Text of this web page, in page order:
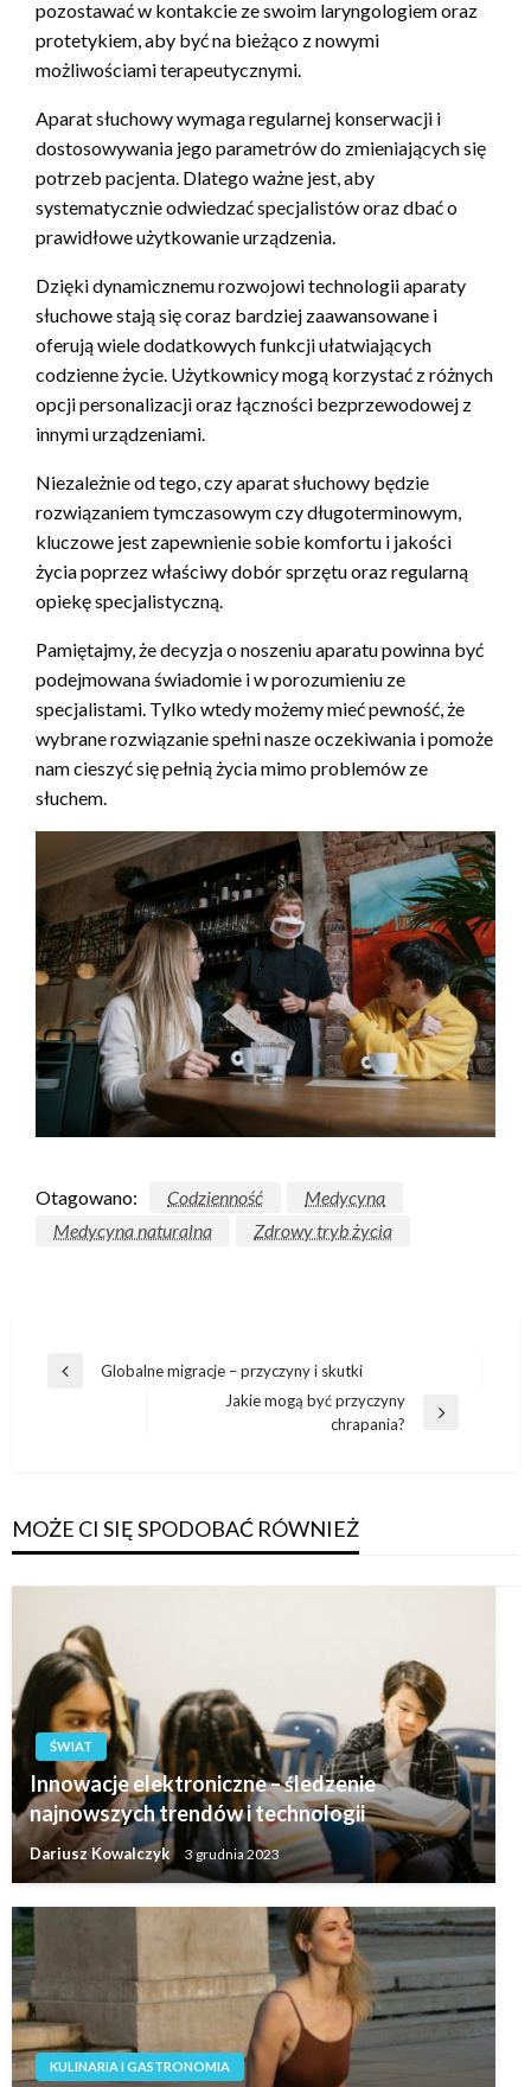
pozostawać w kontakcie ze swoim laryngologiem oraz
protetykiem, aby być na bieżąco z nowymi
możliwościami terapeutycznymi.
Aparat słuchowy wymaga regularnej konserwacji i
dostosowywania jego parametrów do zmieniających się
potrzeb pacjenta. Dlatego ważne jest, aby
systematycznie odwiedzać specjalistów oraz dbać o
prawidłowe użytkowanie urządzenia.
Dzięki dynamicznemu rozwojowi technologii aparaty
słuchowe stają się coraz bardziej zaawansowane i
oferują wiele dodatkowych funkcji ułatwiających
codzienne życie. Użytkownicy mogą korzystać z różnych
opcji personalizacji oraz łączności bezprzewodowej z
innymi urządzeniami.
Niezależnie od tego, czy aparat słuchowy będzie
rozwiązaniem tymczasowym czy długoterminowym,
kluczowe jest zapewnienie sobie komfortu i jakości
życia poprzez właściwy dobór sprzętu oraz regularną
opiekę specjalistyczną.
Pamiętajmy, że decyzja o noszeniu aparatu powinna być
podejmowana świadomie i w porozumieniu ze
specjalistami. Tylko wtedy możemy mieć pewność, że
wybrane rozwiązanie spełni nasze oczekiwania i pomoże
nam cieszyć się pełnią życia mimo problemów ze
słuchem.
Otagowano: Codzienność
Medycyna
Medycyna naturalna
Zdrowy tryb życia
Nawigacja
Poprzedni
Globalne migracje – przyczyny i skutki
Jakie mogą być przyczyny
chrapania?
MOŻE CI SIĘ SPODOBAĆ RÓWNIEŻ
ŚWIAT
Innowacje elektroniczne – śledzenie
najnowszych trendów i technologii
Dariusz Kowalczyk 3 grudnia 2023
KULINARIA I GASTRONOMIA